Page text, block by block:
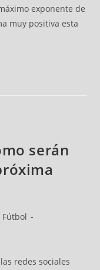
exponente de
muy positiva esta
serán
Fútbol
redes sociales